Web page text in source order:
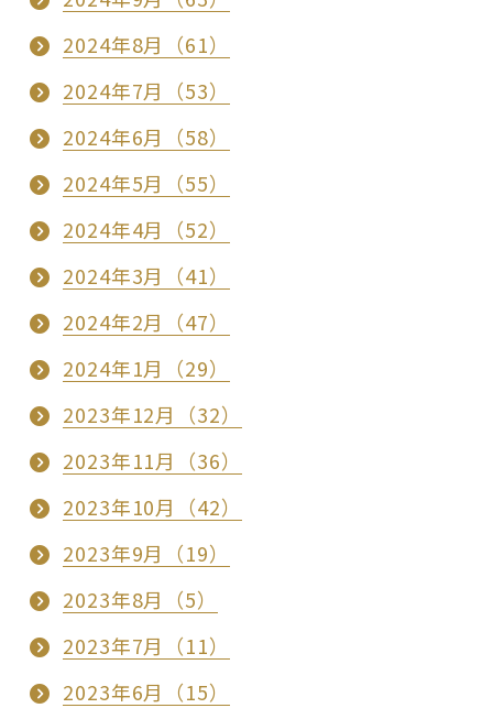
2024年8月（61）
2024年7月（53）
2024年6月（58）
2024年5月（55）
2024年4月（52）
2024年3月（41）
2024年2月（47）
2024年1月（29）
2023年12月（32）
2023年11月（36）
2023年10月（42）
2023年9月（19）
2023年8月（5）
2023年7月（11）
2023年6月（15）